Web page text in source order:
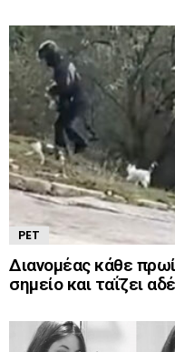
PET
Διανομέας κάθε
σημείο και ταΐζει